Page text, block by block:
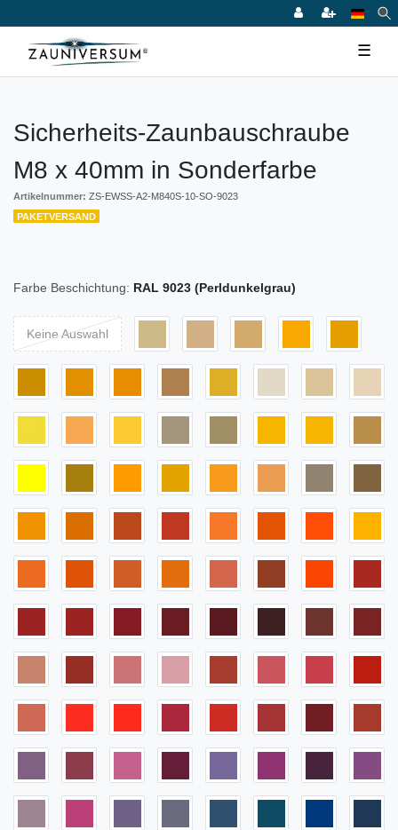
☰
Sicherheits-Zaunbauschraube
M8 x 40mm in Sonderfarbe
Artikelnummer: ZS-EWSS-A2-M840S-10-SO-9023
PAKETVERSAND
Farbe Beschichtung: RAL 9023 (Perldunkelgrau)
Keine Auswahl